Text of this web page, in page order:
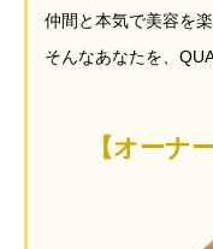
仲間と本気で美容を楽
そんなあなたを、
【オーナ